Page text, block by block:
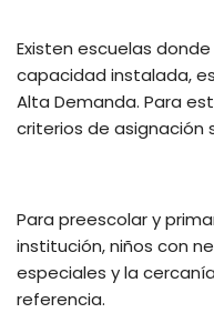
Existen escuelas
capacidad instalada,
Alta Demanda. Para
criterios de asignación
Para preescolar y
institución, niños con
especiales y la
referencia.